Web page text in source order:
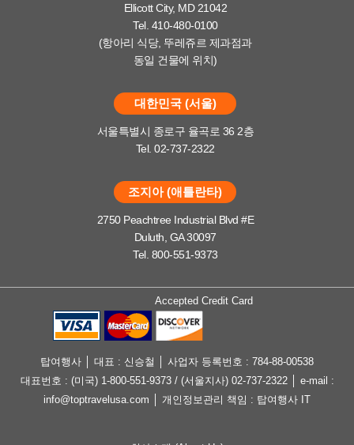
Ellicott City, MD 21042
Tel. 410-480-0100
(항아리 식당, 뚜레쥬르 제과점과
동일 건물에 위치)
대한민국 (서울)
서울특별시 종로구 율곡로 36 2층
Tel. 02-737-2322
조지아 (애틀란타)
2750 Peachtree Industrial Blvd #E
Duluth, GA 30097
Tel. 800-551-9373
Accepted Credit Card
탑여행사 │ 대표 : 신승철 │ 사업자 등록번호 : 784-88-00538
대표번호 : (미국) 1-800-551-9373 / (서울지사) 02-737-2322 │ e-mail :
info@toptravelusa.com │ 개인정보관리 책임 : 탑여행사 IT